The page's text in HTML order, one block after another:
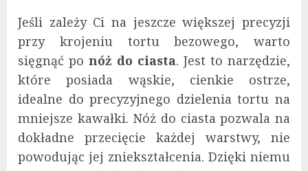
Jeśli zależy Ci na jeszcze większej precyzji
przy krojeniu tortu bezowego, warto
sięgnąć po nóż do ciasta. Jest to narzędzie,
które posiada wąskie, cienkie ostrze,
idealne do precyzyjnego dzielenia tortu na
mniejsze kawałki. Nóż do ciasta pozwala na
dokładne przecięcie każdej warstwy, nie
powodując jej zniekształcenia. Dzięki niemu